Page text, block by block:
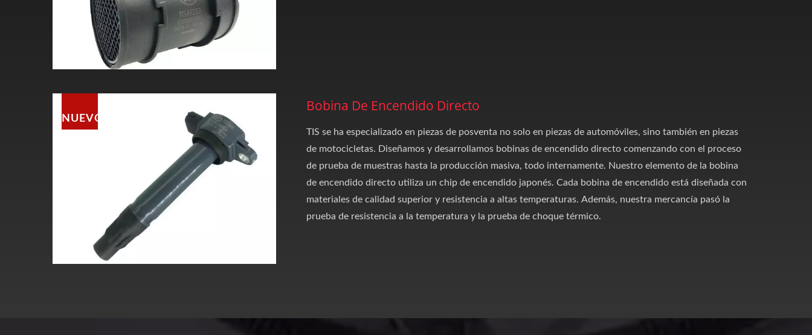
NUEVO
Bobina De Encendido Directo
TIS se ha especializado en piezas de posventa no solo en piezas de automóviles, sino también en piezas
de motocicletas. Diseñamos y desarrollamos bobinas de encendido directo comenzando con el proceso
de prueba de muestras hasta la producción masiva, todo internamente. Nuestro elemento de la bobina
de encendido directo utiliza un chip de encendido japonés. Cada bobina de encendido está diseñada con
materiales de calidad superior y resistencia a altas temperaturas. Además, nuestra mercancía pasó la
prueba de resistencia a la temperatura y la prueba de choque térmico.